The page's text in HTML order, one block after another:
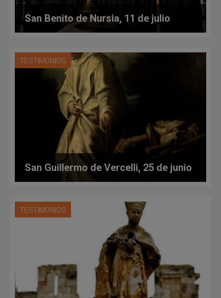
San Benito de Nursia, 11 de julio
TESTIMONIOS
San Guillermo de Vercelli, 25 de junio
TESTIMONIOS